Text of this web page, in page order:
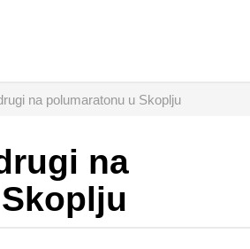
na polumaratonu u Skoplju
na